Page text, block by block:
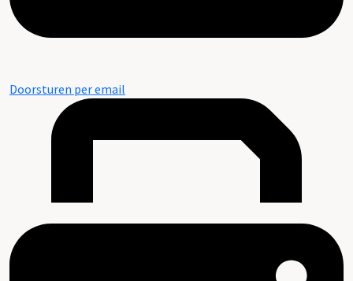
Doorsturen per email